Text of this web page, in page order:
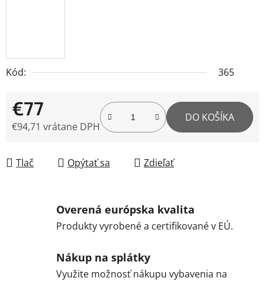
Kód: 365
€77
€94,71 vrátane DPH
DO KOŠÍKA
Tlač Opýtať sa Zdieľať
Overená európska kvalita
Produkty vyrobené a certifikované v EÚ.
Nákup na splátky
Využite možnosť nákupu vybavenia na